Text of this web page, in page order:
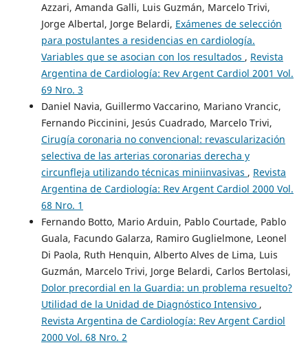
Azzari, Amanda Galli, Luis Guzmán, Marcelo Trivi,
Jorge Albertal, Jorge Belardi, Exámenes de selección
para postulantes a residencias en cardiología.
Variables que se asocian con los resultados , Revista
Argentina de Cardiología: Rev Argent Cardiol 2001 Vol.
69 Nro. 3
Daniel Navia, Guillermo Vaccarino, Mariano Vrancic,
Fernando Piccinini, Jesús Cuadrado, Marcelo Trivi,
Cirugía coronaria no convencional: revascularización
selectiva de las arterias coronarias derecha y
circunfleja utilizando técnicas miniinvasivas , Revista
Argentina de Cardiología: Rev Argent Cardiol 2000 Vol.
68 Nro. 1
Fernando Botto, Mario Arduin, Pablo Courtade, Pablo
Guala, Facundo Galarza, Ramiro Guglielmone, Leonel
Di Paola, Ruth Henquin, Alberto Alves de Lima, Luis
Guzmán, Marcelo Trivi, Jorge Belardi, Carlos Bertolasi,
Dolor precordial en la Guardia: un problema resuelto?
Utilidad de la Unidad de Diagnóstico Intensivo ,
Revista Argentina de Cardiología: Rev Argent Cardiol
2000 Vol. 68 Nro. 2